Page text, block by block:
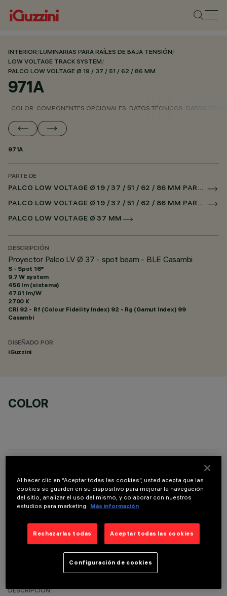
INTERIOR/LUMINARIAS PARA RAÍLES DE BAJA TENSIÓN/
LOW VOLTAGE TRACK SYSTEM/
PALCO LOW VOLTAGE Ø 19 / 37 / 51 / 62 / 86 MM
971A
COLOR COMPONENTES OPCIONALES DATOS TÉCNICOS DATOS
971A
PARTE DE
PALCO LOW VOLTAGE Ø 19 / 37 / 51 / 62 / 86 MM PARA RAÌL LOW VOLTAGE CASAMBI
PALCO LOW VOLTAGE Ø 19 / 37 / 51 / 62 / 86 MM PARA SUPERRAIL CASAMBI
PALCO LOW VOLTAGE Ø 37 MM
DESCRIPCIÓN
Proyector Palco LV Ø 37 - spot beam - BLE Casambi
S - Spot 16°
9.7 W system
456 lm (sistema)
47.01 lm/W
2700 K
CRI 92 - Rf (Colour Fidelity Index) 92 - Rg (Gamut Index) 99
Casambi
DISEÑADO POR
iGuzzini
COLOR
COMPONENTES OPCIONALES
DATOS TÉCNICOS
ÚLTIMA ACTUALIZACIÓN: 06/08/2026
DESCRIPCIÓN
Al hacer clic en “Aceptar todas las cookies”, usted acepta que las
cookies se guarden en su dispositivo para mejorar la navegación
del sitio, analizar el uso del mismo, y colaborar con nuestros
estudios para marketing. Más información
Rechazarlas todas Aceptar todas las cookies
Configuración de cookies